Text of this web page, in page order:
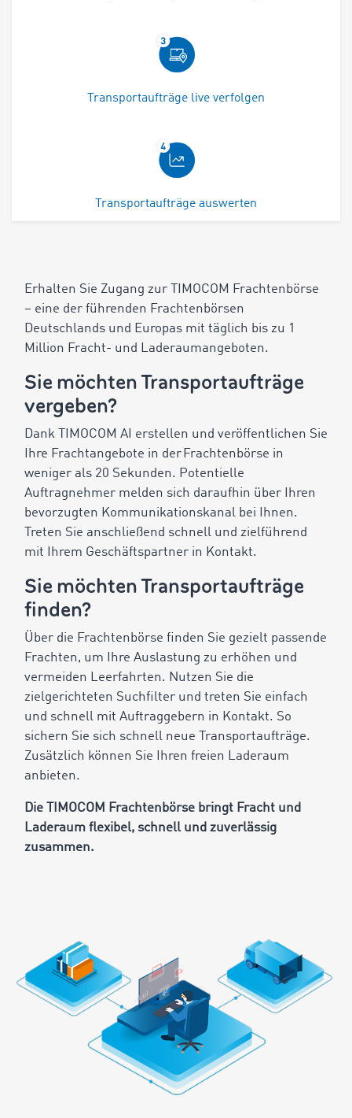
Transportaufträge live verfolgen
Transportaufträge auswerten
Erhalten Sie Zugang zur TIMOCOM Frachtenbörse
– eine der führenden Frachtenbörsen
Deutschlands und Europas mit täglich bis zu 1
Million Fracht- und Laderaumangeboten.
Sie möchten Transportaufträge
vergeben?
Dank TIMOCOM AI erstellen und veröffentlichen Sie
Ihre Frachtangebote in der Frachtenbörse in
weniger als 20 Sekunden. Potentielle
Auftragnehmer melden sich daraufhin über Ihren
bevorzugten Kommunikationskanal bei Ihnen.
Treten Sie anschließend schnell und zielführend
mit Ihrem Geschäftspartner in Kontakt.
Sie möchten Transportaufträge
finden?
Über die Frachtenbörse finden Sie gezielt passende
Frachten, um Ihre Auslastung zu erhöhen und
vermeiden Leerfahrten. Nutzen Sie die
zielgerichteten Suchfilter und treten Sie einfach
und schnell mit Auftraggebern in Kontakt. So
sichern Sie sich schnell neue Transportaufträge.
Zusätzlich können Sie Ihren freien Laderaum
anbieten.
Die TIMOCOM Frachtenbörse bringt Fracht und
Laderaum flexibel, schnell und zuverlässig
zusammen.